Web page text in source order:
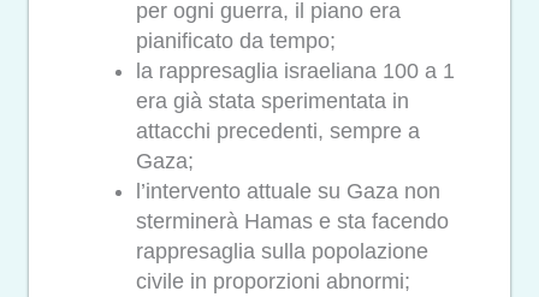
per ogni guerra, il piano era
pianificato da tempo;
la rappresaglia israeliana 100 a 1
era già stata sperimentata in
attacchi precedenti, sempre a
Gaza;
l’intervento attuale su Gaza non
sterminerà Hamas e sta facendo
rappresaglia sulla popolazione
civile in proporzioni abnormi;